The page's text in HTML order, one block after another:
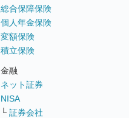
総合保障保険
個人年金保険
変額保険
積立保険
金融
ネット証券
NISA
└ 証券会社